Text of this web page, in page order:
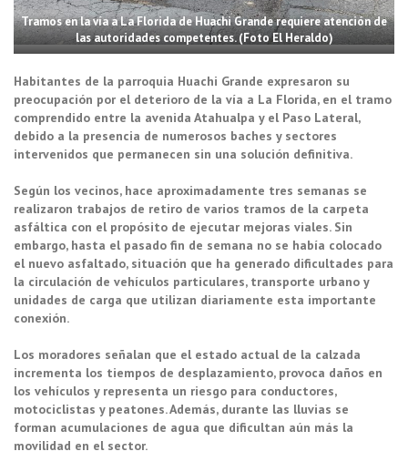
Tramos en la vía a La Florida de Huachi Grande requiere atención de
las autoridades competentes. (Foto El Heraldo)
Habitantes de la parroquia Huachi Grande expresaron su
preocupación por el deterioro de la vía a La Florida, en el tramo
comprendido entre la avenida Atahualpa y el Paso Lateral,
debido a la presencia de numerosos baches y sectores
intervenidos que permanecen sin una solución definitiva.
Según los vecinos, hace aproximadamente tres semanas se
realizaron trabajos de retiro de varios tramos de la carpeta
asfáltica con el propósito de ejecutar mejoras viales. Sin
embargo, hasta el pasado fin de semana no se había colocado
el nuevo asfaltado, situación que ha generado dificultades para
la circulación de vehículos particulares, transporte urbano y
unidades de carga que utilizan diariamente esta importante
conexión.
Los moradores señalan que el estado actual de la calzada
incrementa los tiempos de desplazamiento, provoca daños en
los vehículos y representa un riesgo para conductores,
motociclistas y peatones. Además, durante las lluvias se
forman acumulaciones de agua que dificultan aún más la
movilidad en el sector.